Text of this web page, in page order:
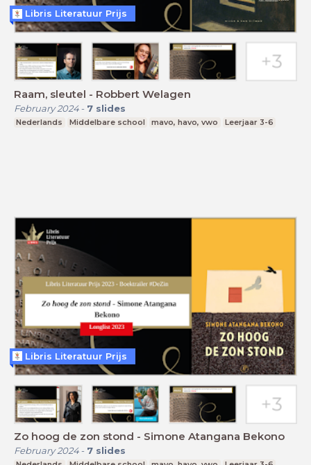
Raam, sleutel - Robbert Welagen
February 2024- 7 slides
Nederlands Middelbare school mavo, havo, vwo Leerjaar 3-6
Libris Literatuur Prijs
Zo hoog de zon stond - Simone Atangana Bekono
February 2024- 7 slides
Libris Literatuur Prijs